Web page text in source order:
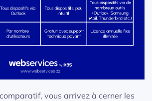
vous arrivez à cerner les